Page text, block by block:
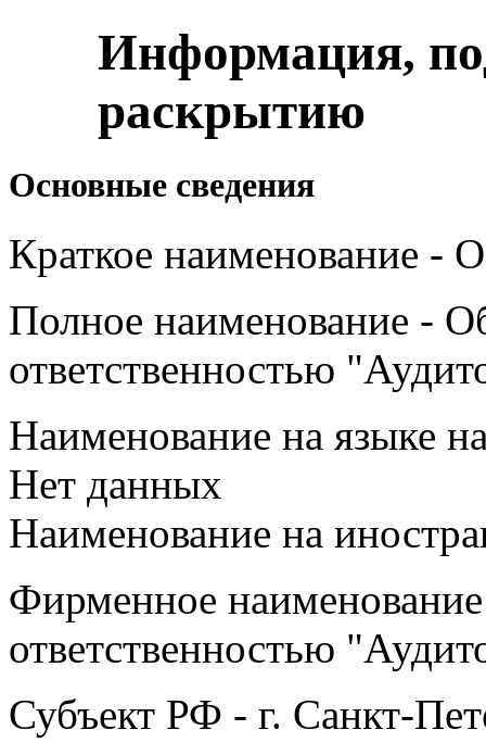
Информация,
раскрытию
Основные сведения
Краткое наименование
Полное наименование -
ответственностью
Наименование на языке
Нет данных
Наименование на
Фирменное
ответственностью
Субъект РФ - г. Санкт-